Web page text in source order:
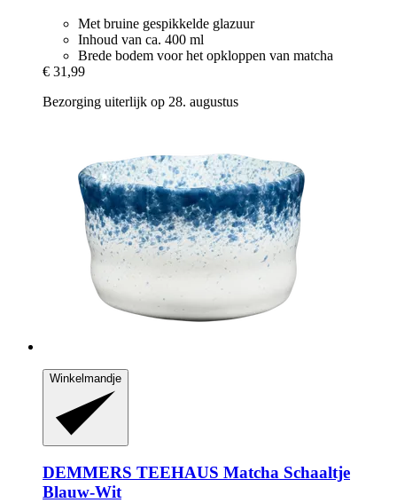
Met bruine gespikkelde glazuur
Inhoud van ca. 400 ml
Brede bodem voor het opkloppen van matcha
€ 31,99
Bezorging uiterlijk op 28. augustus
Winkelmandje
DEMMERS TEEHAUS Matcha Schaaltje
Blauw-​Wit